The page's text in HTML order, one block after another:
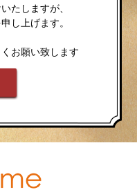
たしますが、
し上げます。
お願い致します